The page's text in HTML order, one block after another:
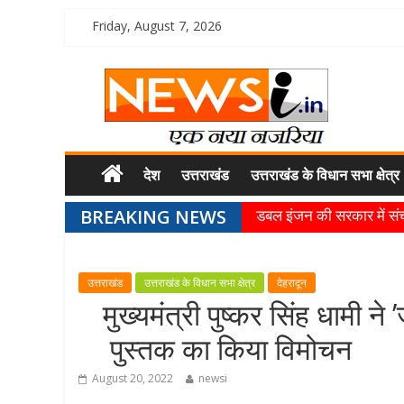
Friday, August 7, 2026
देश उत्तराखंड उत्तराखंड के विधान सभा क्षेत्र
BREAKING NEWS
डबल इंजन की सरकार में
मुख्यमंत्री पुष्कर सिंह धामी
मुख्यमंत्री ने स्वास्थ्य सेवा
मुख्यमंत्री पुष्कर सिंह
उत्तराखंड उत्तराखंड के विधान सभा क्षेत्र देहरादून
मुख्यमंत्री पुष्कर सिंह धामी ने
पुस्तक का किया विमोचन
August 20, 2022 newsi